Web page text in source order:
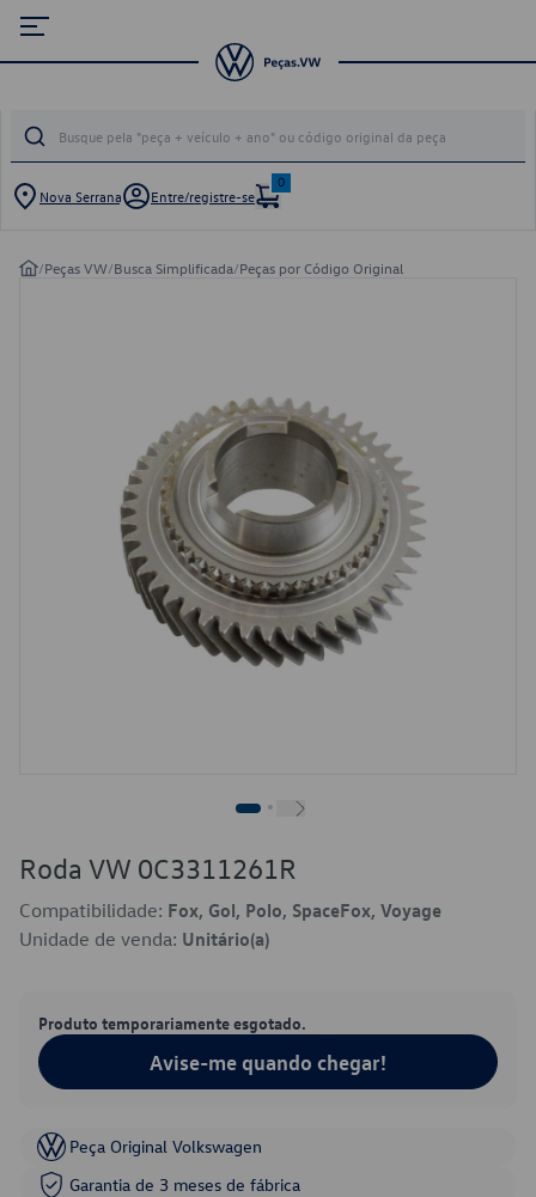
Nova Serrana Entre/registre-se
0
/Peças VW/Busca Simplificada/Peças por Código Original
Roda VW 0C3311261R
Compatibilidade: Fox, Gol, Polo, SpaceFox, Voyage
Unidade de venda: Unitário(a)
Produto temporariamente esgotado.
Avise-me quando chegar!
Peça Original Volkswagen
Garantia de 3 meses de fábrica